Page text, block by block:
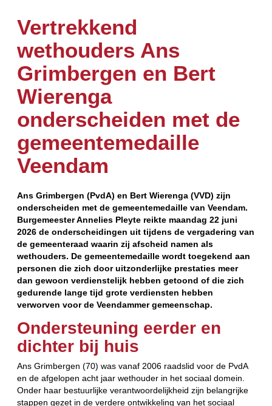
Vertrekkend
wethouders Ans
Grimbergen en Bert
Wierenga
onderscheiden met de
gemeentemedaille
Veendam
Ans Grimbergen (PvdA) en Bert Wierenga (VVD) zijn
onderscheiden met de gemeentemedaille van Veendam.
Burgemeester Annelies Pleyte reikte maandag 22 juni
2026 de onderscheidingen uit tijdens de vergadering van
de gemeenteraad waarin zij afscheid namen als
wethouders. De gemeentemedaille wordt toegekend aan
personen die zich door uitzonderlijke prestaties meer
dan gewoon verdienstelijk hebben getoond of die zich
gedurende lange tijd grote verdiensten hebben
verworven voor de Veendammer gemeenschap.
Ondersteuning eerder en
dichter bij huis
Ans Grimbergen (70) was vanaf 2006 raadslid voor de PvdA
en de afgelopen acht jaar wethouder in het sociaal domein.
Onder haar bestuurlijke verantwoordelijkheid zijn belangrijke
stappen gezet in de verdere ontwikkeling van het sociaal